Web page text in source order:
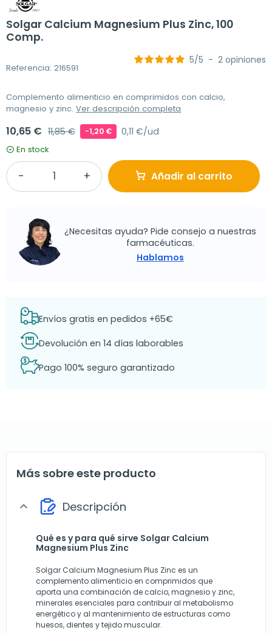
Solgar Calcium Magnesium Plus Zinc, 100
Comp.
Referencia: 216591
5/5 - 2 opiniones
Complemento alimenticio en comprimidos con calcio,
magnesio y zinc. Ver descripción completa
10,65 € 11,85 € -1,20 € 0,11 €/ud
En stock
Añadir al carrito
¿Necesitas ayuda? Pide consejo a nuestras
farmacéuticas.
Hablamos
Envíos gratis en pedidos +65€
Devolución en 14 días laborables
Pago 100% seguro garantizado
Más sobre este producto
expand_more Descripción
Qué es y para qué sirve Solgar Calcium
Magnesium Plus Zinc
Solgar Calcium Magnesium Plus Zinc es un
complemento alimenticio en comprimidos que
aporta una combinación de calcio, magnesio y zinc,
minerales esenciales para contribuir al metabolismo
energético y al mantenimiento de estructuras como
huesos, dientes y tejido muscular.